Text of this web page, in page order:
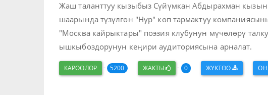
Жаш таланттуу кызыбыз Сүйүмкан Абдырахман
шаарында түзүлгөн "Нур" көп тармактуу
"Москва кайрыктары" поэзия клубунун мүчөлөрү
ышкыбоздорунун кеңири аудиториясына арналат.
КАРООЛОР - 5200 ЖАКТЫ - 0 ЖҮКТӨӨ